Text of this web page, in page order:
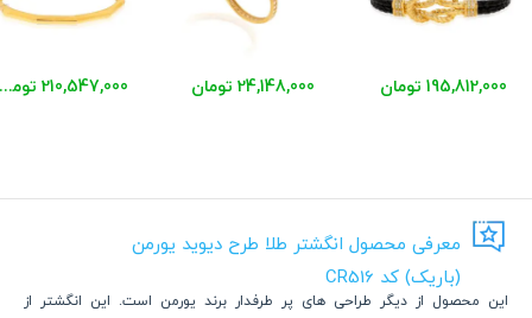
195,812,000 تومان 24,148,000 تومان 210,547,000 تومان
معرفی محصول انگشتر طلا طرح دیوید یورمن
(باریک) کد CR516
این محصول از دیگر طراحی های پر طرفدار برند یورمن است. این انگشتر از